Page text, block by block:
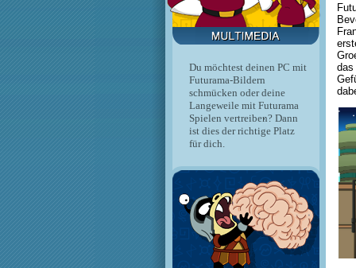
Du möchtest deinen PC mit
Futurama-Bildern
schmücken oder deine
Langeweile mit Futurama
Spielen vertreiben? Dann
ist dies der richtige Platz
für dich.